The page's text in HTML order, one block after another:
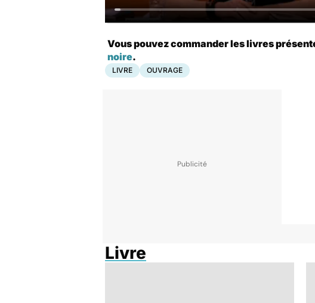
Vous pouvez commander les livres
noire.
LIVRE OUVRAGE
Livre